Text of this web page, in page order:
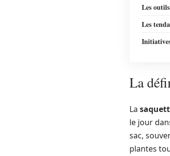
Les
Les
La
La
le jour
sac,
plantes